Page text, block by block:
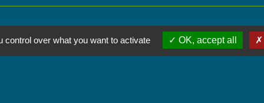
over what you want to activate OK, accept all